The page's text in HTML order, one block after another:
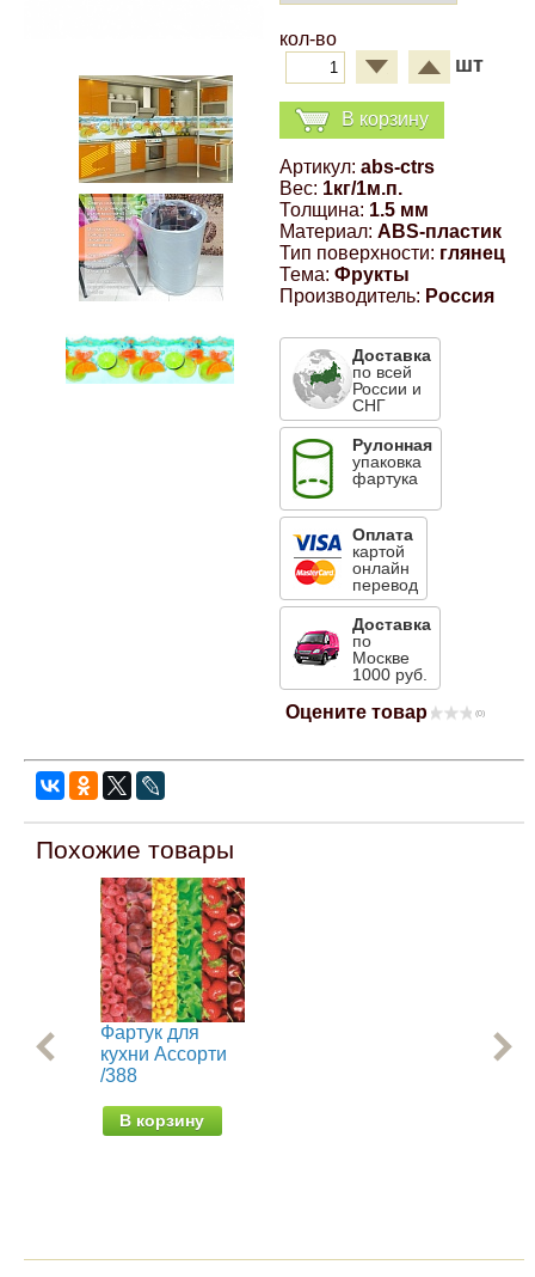
кол-во
шт
В корзину
Артикул: abs-ctrs
Вес: 1кг/1м.п.
Толщина: 1.5 мм
Материал: ABS-пластик
Тип поверхности: глянец
Тема: Фрукты
Производитель: Россия
Доставка
по всей
России и
СНГ
Рулонная
упаковка
фартука
Оплата
картой
онлайн
перевод
Доставка
по
Москве
1000 руб.
Оцените товар (0)
Похожие товары
Фартук для
кухни Ассорти
/388
В корзину
Компрессионные фитинги Poliext
Lexus
Suzuki
Toyota
Volkswagen
Дополнительные товары
Шпатлевки, штукатурки
Эмали универсальные акриловые
Грунтовки, защитные лаки
Магнитные панели на холодильник